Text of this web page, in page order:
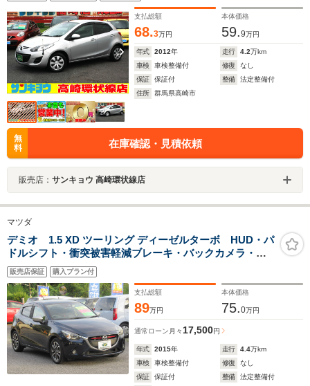
支払総額
68.3万円
本体価格
59.9万円
年式 2012年 走行 4.2万km
車検
車検整備付 修復
なし
保証
保証付 整備
法定整備付
住所
群馬県高崎市
無
料
在庫確認・見積依頼
販売店： サンキョウ 高崎環状線店
マツダ
デミオ 1.5 XD ツーリング ディーゼルターボ HUD・パ
ドルシフト・衝突被害軽減ブレーキ・バックカメラ・ク
ルコン・Bluetooth対応・LEDヘッドライト
販売店保証 購入プラン付
支払総額
89万円
本体価格
75.0万円
通常ローン 月々17,500円
年式 2015年 走行 4.4万km
車検
車検整備付 修復
なし
保証
保証付 整備
法定整備付